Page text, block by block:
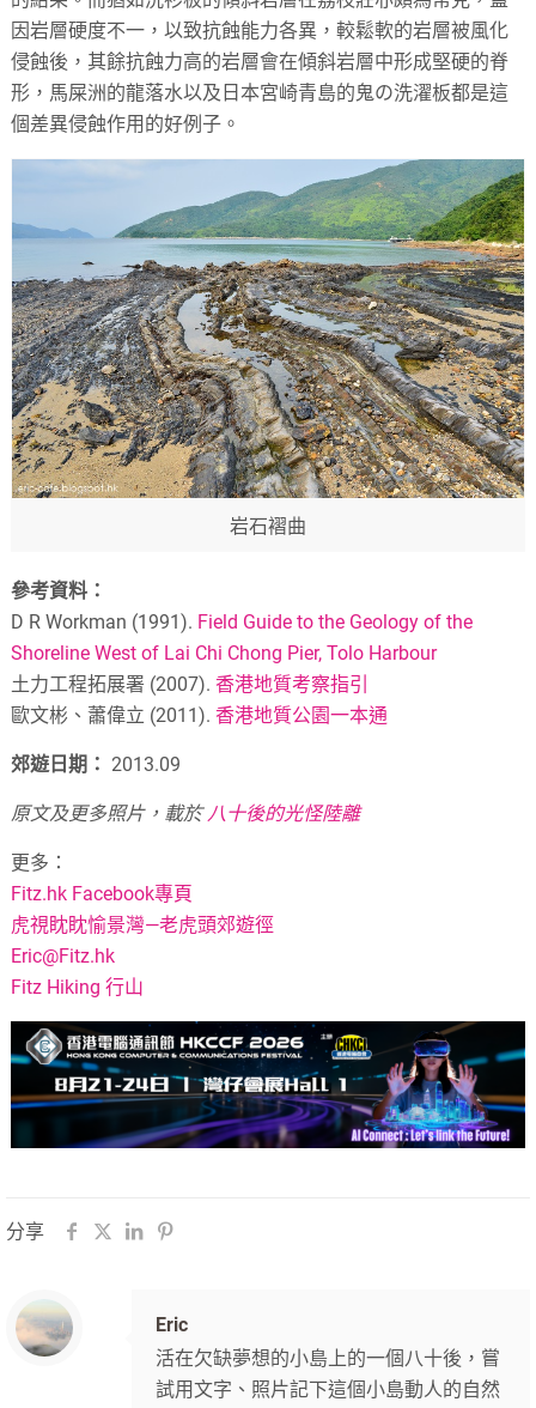
因岩層硬度不一，以致抗蝕能力各異，較鬆軟的岩層被風化
侵蝕後，其餘抗蝕力高的岩層會在傾斜岩層中形成堅硬的脊
形，馬屎洲的龍落水以及日本宮崎青島的鬼の洗濯板都是這
個差異侵蝕作用的好例子。
岩石褶曲
參考資料：
D R Workman (1991). Field Guide to the Geology of the
Shoreline West of Lai Chi Chong Pier, Tolo Harbour
土力工程拓展署 (2007).香港地質考察指引
歐文彬、蕭偉立 (2011).香港地質公園一本通
郊遊日期： 2013.09
原文及更多照片，載於八十後的光怪陸離
更多：
Fitz.hk Facebook專頁
虎視眈眈愉景灣—老虎頭郊遊徑
Eric@Fitz.hk
Fitz Hiking 行山
分享
Eric
活在欠缺夢想的小島上的一個八十後，嘗
試用文字、照片記下這個小島動人的自然